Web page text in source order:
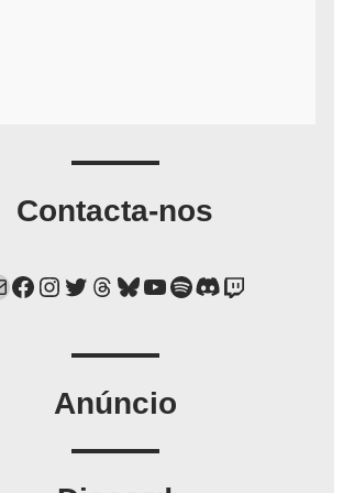
Contacta-nos
Facebook Instagram Twitter Threads Bluesky YouTube Spotify Discord Twitch
Anúncio